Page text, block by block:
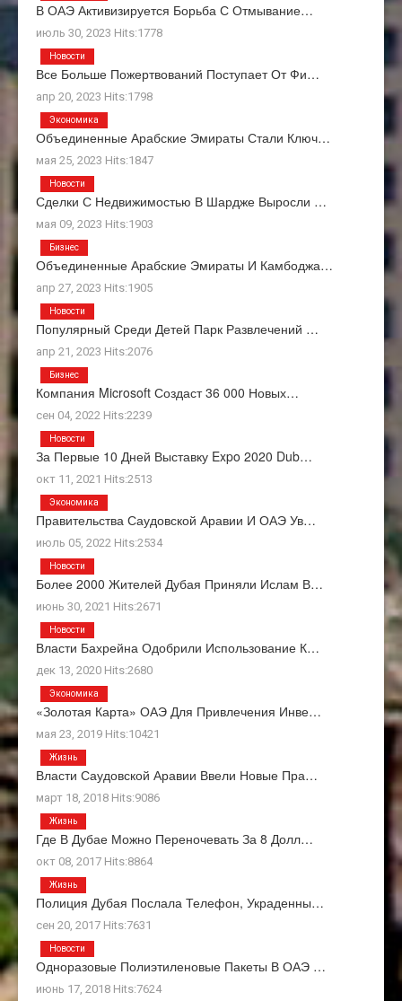
В ОАЭ Активизируется Борьба С Отмывание…
июль 30, 2023 Hits:1778
Все Больше Пожертвований Поступает От Фи…
апр 20, 2023 Hits:1798
Новости
Объединенные Арабские Эмираты Стали Ключ…
мая 25, 2023 Hits:1847
Экономика
Сделки С Недвижимостью В Шардже Выросли …
мая 09, 2023 Hits:1903
Новости
Объединенные Арабские Эмираты И Камбоджа…
апр 27, 2023 Hits:1905
Бизнес
Популярный Среди Детей Парк Развлечений …
апр 21, 2023 Hits:2076
Новости
Компания Microsoft Создаст 36 000 Новых…
сен 04, 2022 Hits:2239
Бизнес
За Первые 10 Дней Выставку Expo 2020 Dub…
окт 11, 2021 Hits:2513
Новости
Правительства Саудовской Аравии И ОАЭ Ув…
июль 05, 2022 Hits:2534
Экономика
Более 2000 Жителей Дубая Приняли Ислам В…
июнь 30, 2021 Hits:2671
Новости
Власти Бахрейна Одобрили Использование К…
дек 13, 2020 Hits:2680
Новости
«Золотая Карта» ОАЭ Для Привлечения Инве…
мая 23, 2019 Hits:10421
Экономика
Власти Саудовской Аравии Ввели Новые Пра…
март 18, 2018 Hits:9086
Жизнь
Где В Дубае Можно Переночевать За 8 Долл…
окт 08, 2017 Hits:8864
Жизнь
Полиция Дубая Послала Телефон, Украденны…
сен 20, 2017 Hits:7631
Жизнь
Одноразовые Полиэтиленовые Пакеты В ОАЭ …
июнь 17, 2018 Hits:7624
Новости